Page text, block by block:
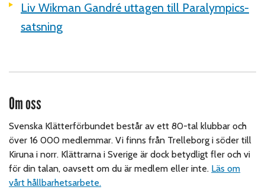
Liv Wikman Gandré uttagen till Paralympics-
satsning
Om oss
Svenska Klätterförbundet består av ett 80-tal klubbar och
över 16 000 medlemmar. Vi finns från Trelleborg i söder till
Kiruna i norr. Klättrarna i Sverige är dock betydligt fler och vi
för din talan, oavsett om du är medlem eller inte. Läs om
vårt hållbarhetsarbete.